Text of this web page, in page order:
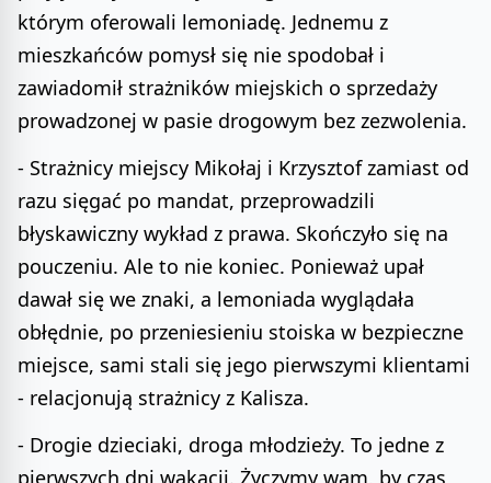
którym oferowali lemoniadę. Jednemu z
mieszkańców pomysł się nie spodobał i
zawiadomił strażników miejskich o sprzedaży
prowadzonej w pasie drogowym bez zezwolenia.
- Strażnicy miejscy Mikołaj i Krzysztof zamiast od
razu sięgać po mandat, przeprowadzili
błyskawiczny wykład z prawa. Skończyło się na
pouczeniu. Ale to nie koniec. Ponieważ upał
dawał się we znaki, a lemoniada wyglądała
obłędnie, po przeniesieniu stoiska w bezpieczne
miejsce, sami stali się jego pierwszymi klientami
- relacjonują strażnicy z Kalisza.
- Drogie dzieciaki, droga młodzieży. To jedne z
pierwszych dni wakacji. Życzymy wam, by czas